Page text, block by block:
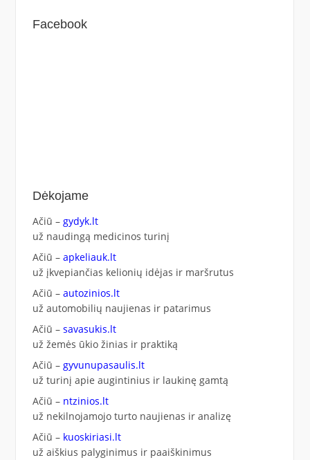
Facebook
Dėkojame
Ačiū – gydyk.lt
už naudingą medicinos turinį
Ačiū – apkeliauk.lt
už įkvepiančias kelionių idėjas ir maršrutus
Ačiū – autozinios.lt
už automobilių naujienas ir patarimus
Ačiū – savasukis.lt
už žemės ūkio žinias ir praktiką
Ačiū – gyvunupasaulis.lt
už turinį apie augintinius ir laukinę gamtą
Ačiū – ntzinios.lt
už nekilnojamojo turto naujienas ir analizę
Ačiū – kuoskiriasi.lt
už aiškius palyginimus ir paaiškinimus